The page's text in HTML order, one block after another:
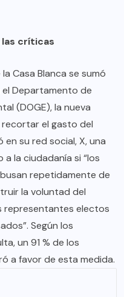
las críticas
Casa Blanca se sumó
el Departamento de
(DOGE), la nueva
el gasto del
su red social, X, una
la ciudadanía si “los
repetidamente de
la voluntad del
representantes electos
Según los
un 91 % de los
a favor de esta medida.